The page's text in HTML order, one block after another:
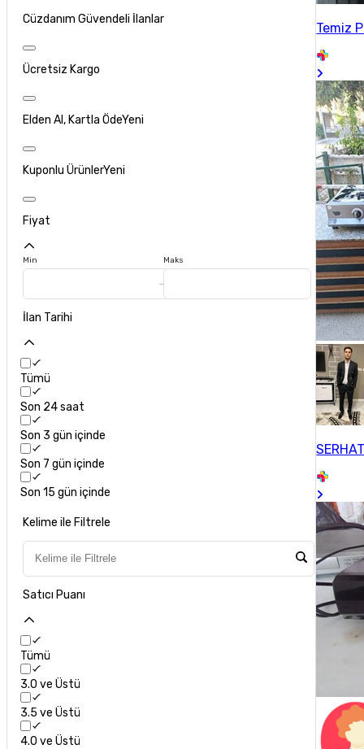
Cüzdanım Güvendeli İlanlar
Ücretsiz Kargo
Elden Al, Kartla ÖdeYeni
Kuponlu ÜrünlerYeni
Fiyat
Min Maks
İlan Tarihi
Tümü
Son 24 saat
Son 3 gün içinde
Son 7 gün içinde
Son 15 gün içinde
Kelime ile Filtrele
Satıcı Puanı
Tümü
3.0 ve Üstü
3.5 ve Üstü
4.0 ve Üstü
Temiz